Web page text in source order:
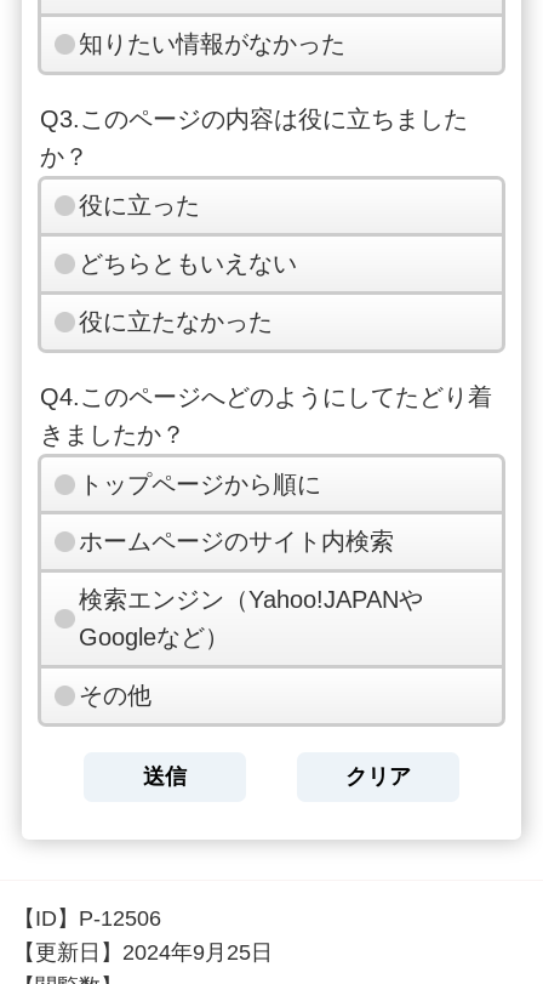
知りたい情報がなかった
Q3.このページの内容は役に立ちました
か？
役に立った
どちらともいえない
役に立たなかった
Q4.このページへどのようにしてたどり着
きましたか？
トップページから順に
ホームページのサイト内検索
検索エンジン（Yahoo!JAPANや
Googleなど）
その他
【ID】 P-12506
【更新日】 2024年9月25日